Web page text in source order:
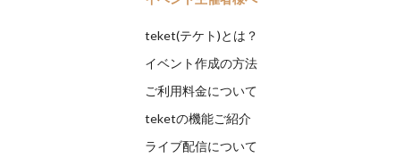
teket(テケト)とは？
イベント作成の方法
ご利用料金について
teketの機能ご紹介
ライブ配信について